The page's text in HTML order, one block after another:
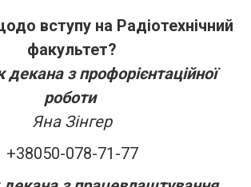
вступу на Радіотехнічний
факультет?
декана з профорієнтаційної
роботи
Яна Зінгер
+38050-078-71-77